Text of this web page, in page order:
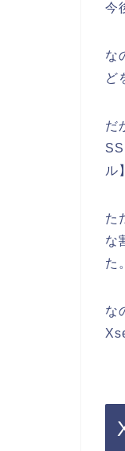
今
な
ど
だ
ル
た
な
た。
な